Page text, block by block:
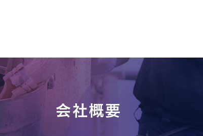
会社概要